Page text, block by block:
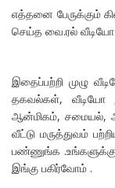
எத்தனை பேருக்கும்
செய்த வை.ரல் வீடியோ
இதைப்பற்றி முழு
தகவல்கள், வீடியோ ,
ஆன்மிகம், சமையல்,
வீட்டு மருத்துவம்
பண்ணுங்க
இங்கு பகிர்வோம் .